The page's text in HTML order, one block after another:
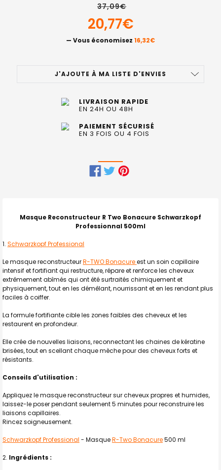
37,09€
20,77€
— Vous économisez 16,32€
J'AJOUTE À MA LISTE D'ENVIES
LIVRAISON RAPIDE
EN 24H OU 48H
PAIEMENT SÉCURISÉ
EN 3 FOIS OU 4 FOIS
ENSEMBLE
TOUT
J'AJOUTE
LA
SÉLECTION
AU PANIER
Masque Reconstructeur R Two Bonacure Schwarzkopf
Professionnal 500ml
Schwarzkopf Professional
Le masque reconstructeurR-TWO Bonacureest un soin capillaire
intensif et fortifiant qui restructure, répare et renforce les cheveux
extrêmement abîmés qui ont été surtraités chimiquement et
physiquement, tout en les démêlant, nourrissant et en les rendant plus
faciles à coiffer.
La formule fortifiante cible les zones faibles des cheveux et les
restaurent en profondeur.
Elle crée de nouvelles liaisons, reconnectant les chaines de kératine
brisées, tout en scellant chaque mèche pour des cheveux forts et
résistants.
Conseils d'utilisation :
Appliquez le masque reconstructeur sur cheveux propres et humides,
laissez-le poser pendant seulement 5 minutes pour reconstruire les
liaisons capillaires.
Rincez soigneusement.
Schwarzkopf Professional - MasqueR-Two Bonacure500 ml
Ingrédients :